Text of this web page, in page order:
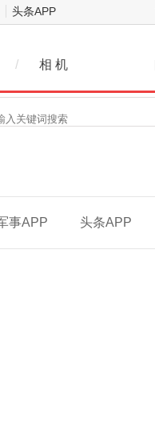
头条APP
/ 相 机
事APP 头条APP